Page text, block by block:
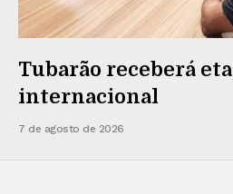
Tubarão receberá
internacional
7 de agosto de 2026